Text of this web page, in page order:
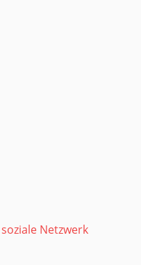
Netzwerk